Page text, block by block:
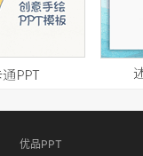
优品PPT